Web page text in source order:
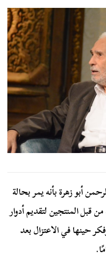
أبو زهرة بأنه يمر بحالة
قبل المنتجين لتقديم أدوار
حينها في الاعتزال بعد